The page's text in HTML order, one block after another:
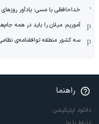
خداحافظی با مسی؛ یادآور روزهای
آموریم: میلان را باید در همه
سه کشور منطقه توافقنامه‌ی
راهنما
دانلود اپلیکیشن